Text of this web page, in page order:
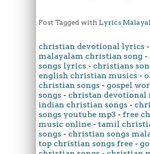
Post Tagged with Lyrics
christian devotional lyrics -
malayalam christian song -
songs lyrics - christians
english christian musics -
christian songs - gospel
songs - christan devotional
indian christian songs -
songs youtube mp3 - free
music online - tamil
songs - christian songs
top christian songs free -